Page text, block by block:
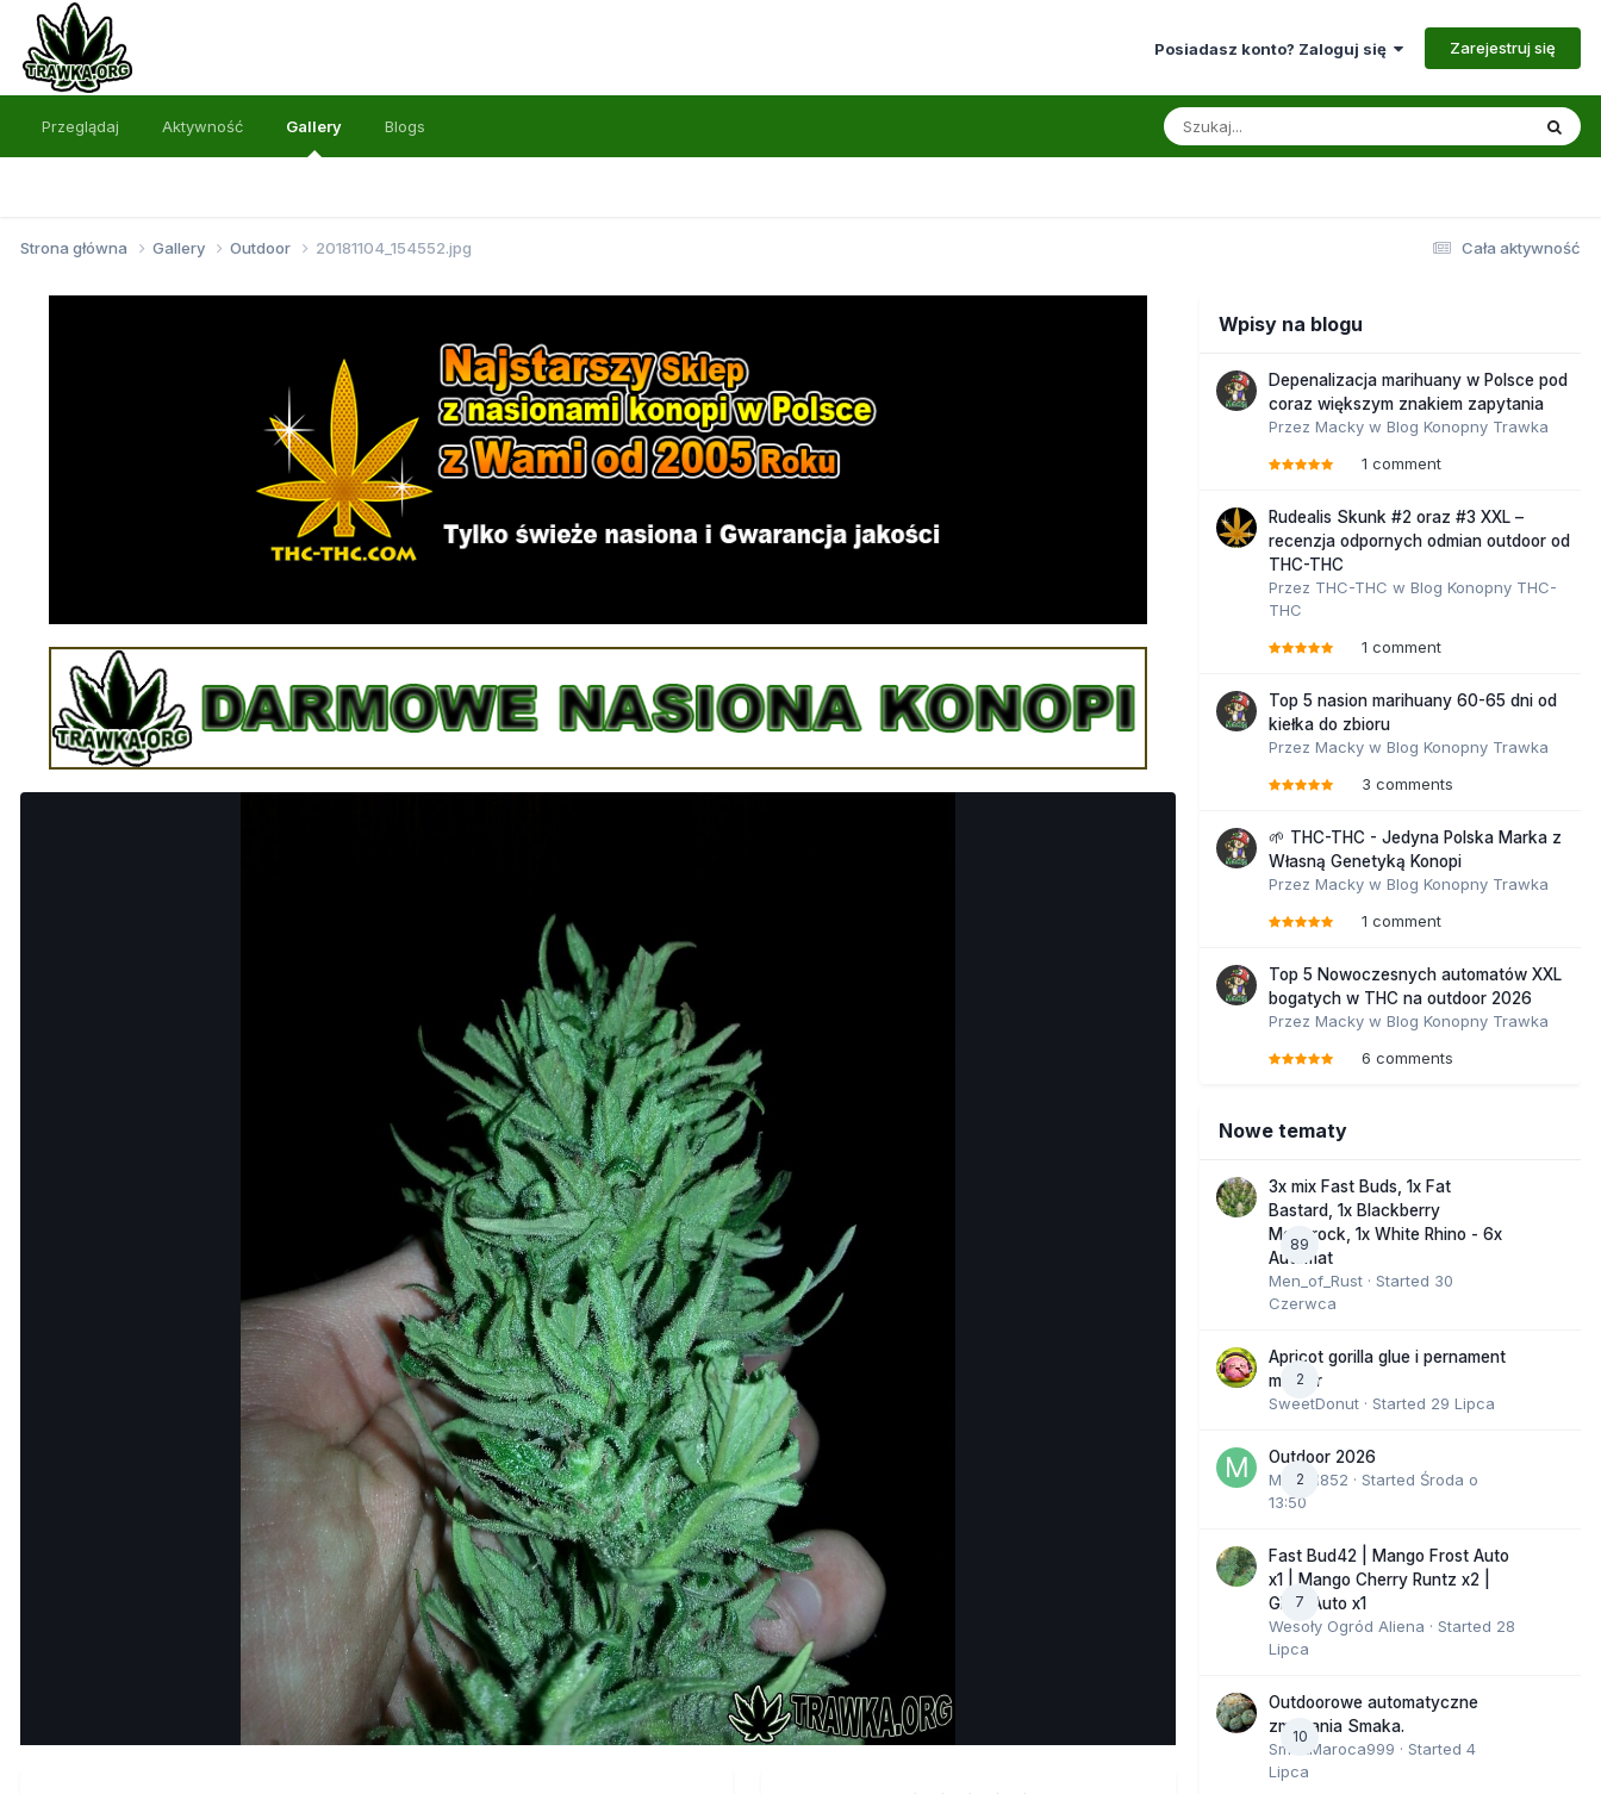
Posiadasz konto? Zaloguj się Zarejestruj się
Przeglądaj Aktywność Gallery Blogs
Cała aktywność
Strona główna Gallery Outdoor 20181104_154552.jpg
Wpisy na blogu
Depenalizacja marihuany w Polsce pod
coraz większym znakiem zapytania
Przez Macky w Blog Konopny Trawka
1 comment
Rudealis Skunk #2 oraz #3 XXL –
recenzja odpornych odmian outdoor od
THC-THC
Przez THC-THC w Blog Konopny THC-
THC
1 comment
Top 5 nasion marihuany 60-65 dni od
kiełka do zbioru
Przez Macky w Blog Konopny Trawka
3 comments
🌱 THC-THC - Jedyna Polska Marka z
Własną Genetyką Konopi
Przez Macky w Blog Konopny Trawka
1 comment
Top 5 Nowoczesnych automatów XXL
bogatych w THC na outdoor 2026
Przez Macky w Blog Konopny Trawka
6 comments
Nowe tematy
89
3x mix Fast Buds, 1x Fat
Bastard, 1x Blackberry
Moonrock, 1x White Rhino - 6x
Automat
Men_of_Rust · Started 30
Czerwca
2
Apricot gorilla glue i pernament
marker
SweetDonut · Started 29 Lipca
2
Outdoor 2026
Marcel852 · Started Środa o
13:50
7
Fast Bud42 | Mango Frost Auto
x1 | Mango Cherry Runtz x2 |
GMO Auto x1
Wesoły Ogród Aliena · Started 28
Lipca
10
Outdoorowe automatyczne
zmagania Smaka.
SmakMaroca999 · Started 4
Lipca